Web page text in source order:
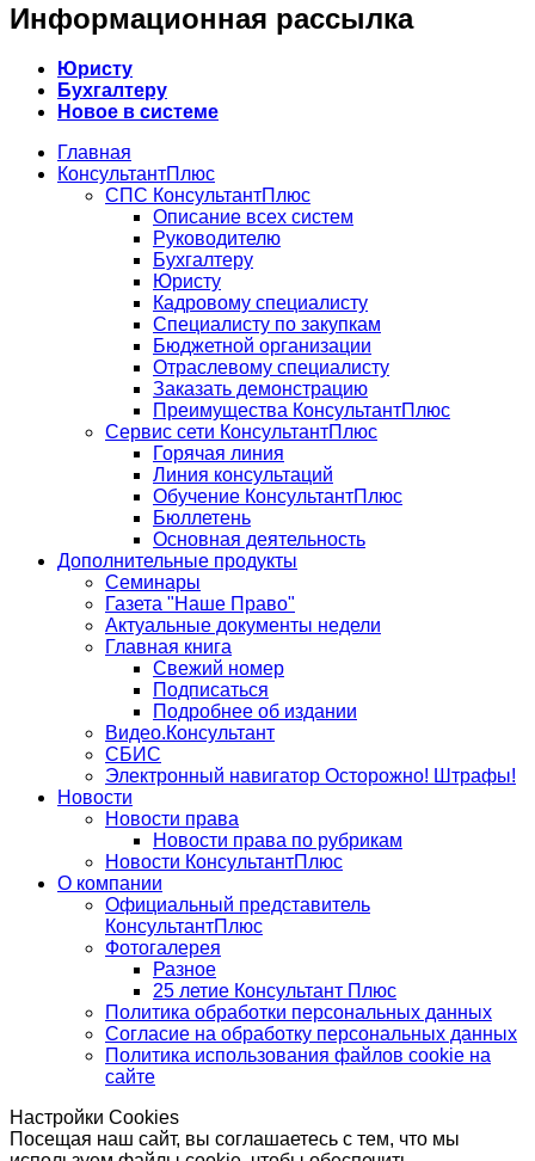
Информационная рассылка
Юристу
Бухгалтеру
Новое в системе
Главная
КонсультантПлюс
СПС КонсультантПлюс
Описание всех систем
Руководителю
Бухгалтеру
Юристу
Кадровому специалисту
Специалисту по закупкам
Бюджетной организации
Отраслевому специалисту
Заказать демонстрацию
Преимущества КонсультантПлюс
Сервис сети КонсультантПлюс
Горячая линия
Линия консультаций
Обучение КонсультантПлюс
Бюллетень
Основная деятельность
Дополнительные продукты
Семинары
Газета "Наше Право"
Актуальные документы недели
Главная книга
Свежий номер
Подписаться
Подробнее об издании
Видео.Консультант
СБИС
Электронный навигатор Осторожно! Штрафы!
Новости
Новости права
Новости права по рубрикам
Новости КонсультантПлюс
О компании
Официальный представитель
КонсультантПлюс
Фотогалерея
Разное
25 летие Консультант Плюс
Политика обработки персональных данных
Согласие на обработку персональных данных
Политика использования файлов cookie на
сайте
Настройки Cookies
Посещая наш сайт, вы соглашаетесь с тем, что мы